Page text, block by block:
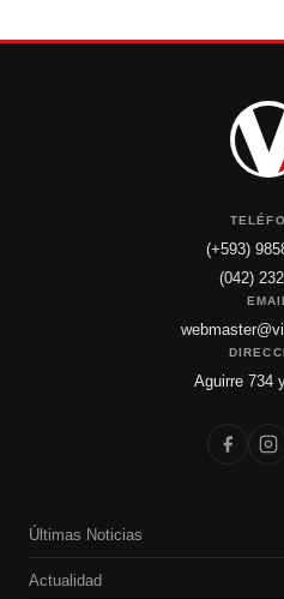
(+593)
(042)
EMAIL
Aguirre 734
Últimas Noticias
Actualidad